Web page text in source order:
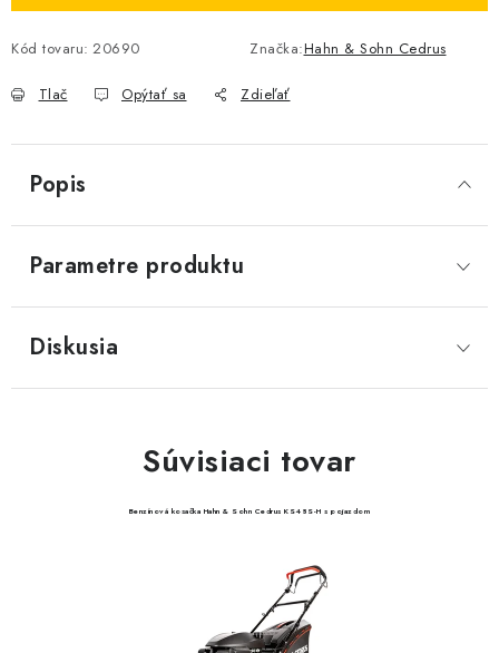
Kód tovaru: 20690 Značka:Hahn & Sohn Cedrus
Tlač Opýtať sa Zdieľať
Popis
Parametre produktu
Diskusia
Súvisiaci tovar